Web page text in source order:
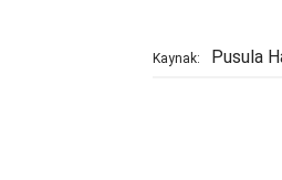
Kaynak: Pusula